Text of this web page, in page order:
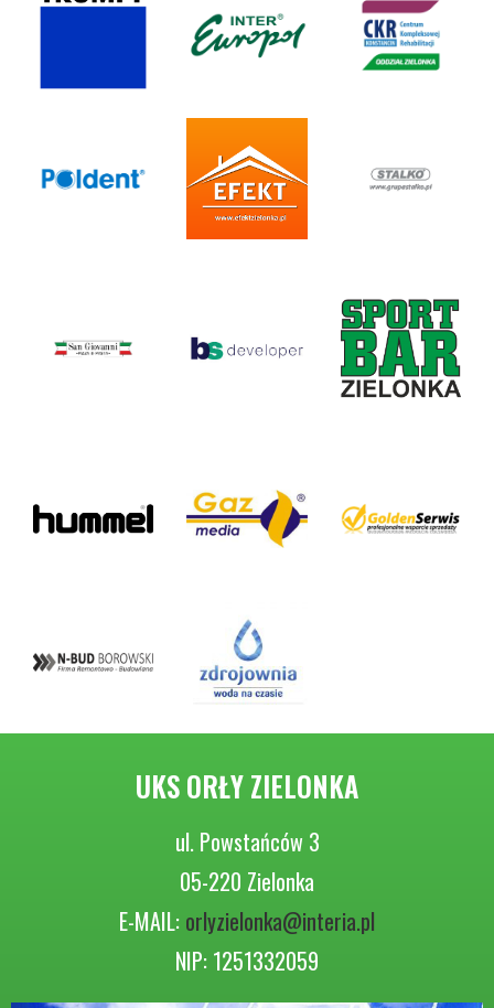
UKS ORŁY ZIELONKA
ul. Powstańców 3
05-220 Zielonka
E-MAIL: orlyzielonka@interia.pl
NIP: 1251332059